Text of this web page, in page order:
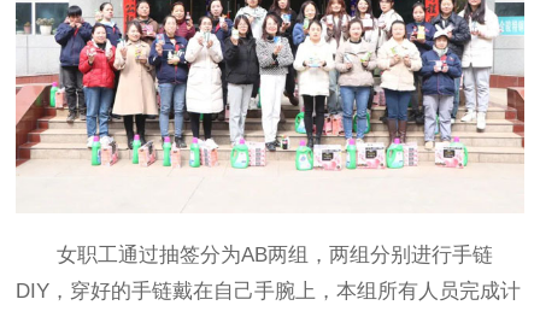
女职工通过抽签分为AB两组，两组分别进行手链
DIY，穿好的手链戴在自己手腕上，本组所有人员完成计